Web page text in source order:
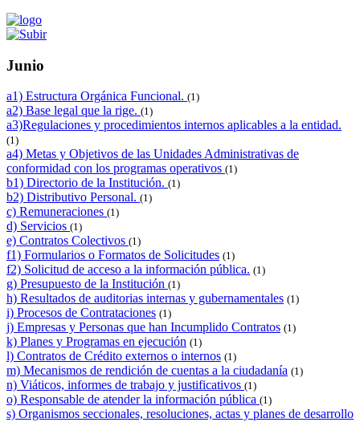
Junio
a1) Estructura Orgánica Funcional. (1)
a2) Base legal que la rige. (1)
a3)Regulaciones y procedimientos internos aplicables a la entidad.
(1)
a4) Metas y Objetivos de las Unidades Administrativas de
conformidad con los programas operativos (1)
b1) Directorio de la Institución. (1)
b2) Distributivo Personal. (1)
c) Remuneraciones (1)
d) Servicios (1)
e) Contratos Colectivos (1)
f1) Formularios o Formatos de Solicitudes (1)
f2) Solicitud de acceso a la información pública. (1)
g) Presupuesto de la Institución (1)
h) Resultados de auditorias internas y gubernamentales (1)
i) Procesos de Contrataciones (1)
j) Empresas y Personas que han Incumplido Contratos (1)
k) Planes y Programas en ejecución (1)
l) Contratos de Crédito externos o internos (1)
m) Mecanismos de rendición de cuentas a la ciudadanía (1)
n) Viáticos, informes de trabajo y justificativos (1)
o) Responsable de atender la información pública (1)
s) Organismos seccionales, resoluciones, actas y planes de desarrollo